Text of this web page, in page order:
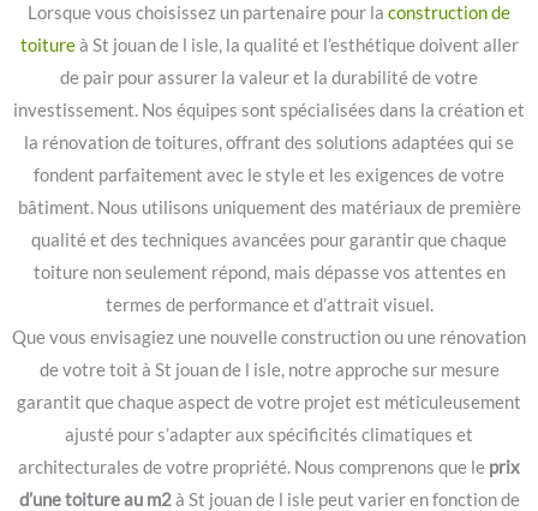
Lorsque vous choisissez un partenaire pour la construction de
toitureà St jouan de l isle, la qualité et l’esthétique doivent aller
de pair pour assurer la valeur et la durabilité de votre
investissement. Nos équipes sont spécialisées dans la création et
la rénovation de toitures, offrant des solutions adaptées qui se
fondent parfaitement avec le style et les exigences de votre
bâtiment. Nous utilisons uniquement des matériaux de première
qualité et des techniques avancées pour garantir que chaque
toiture non seulement répond, mais dépasse vos attentes en
termes de performance et d’attrait visuel.
Que vous envisagiez une nouvelle construction ou une rénovation
de votre toit à St jouan de l isle, notre approche sur mesure
garantit que chaque aspect de votre projet est méticuleusement
ajusté pour s’adapter aux spécificités climatiques et
architecturales de votre propriété. Nous comprenons que le prix
d’une toiture au m2à St jouan de l isle peut varier en fonction de